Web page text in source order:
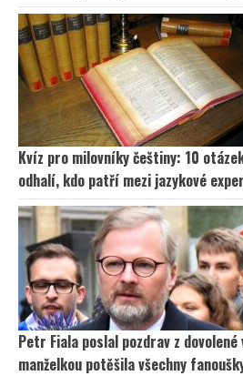
Kvíz pro milovníky češtiny: 10
odhalí, kdo patří mezi jazykové
Petr Fiala poslal pozdrav z
manželkou potěšila všechny